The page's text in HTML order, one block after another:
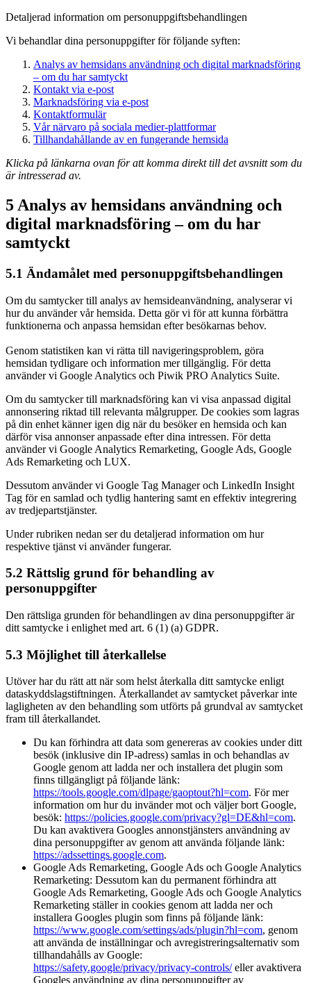
Detaljerad information om personuppgiftsbehandlingen
Vi behandlar dina personuppgifter för följande syften:
Analys av hemsidans användning och digital marknadsföring
– om du har samtyckt
Kontakt via e-post
Marknadsföring via e-post
Kontaktformulär
Vår närvaro på sociala medier-plattformar
Tillhandahållande av en fungerande hemsida
Klicka på länkarna ovan för att komma direkt till det avsnitt som du
är intresserad av.
5 Analys av hemsidans användning och
digital marknadsföring – om du har
samtyckt
5.1 Ändamålet med personuppgiftsbehandlingen
Om du samtycker till analys av hemsideanvändning, analyserar vi
hur du använder vår hemsida. Detta gör vi för att kunna förbättra
funktionerna och anpassa hemsidan efter besökarnas behov.
Genom statistiken kan vi rätta till navigeringsproblem, göra
hemsidan tydligare och information mer tillgänglig. För detta
använder vi Google Analytics och Piwik PRO Analytics Suite.
Om du samtycker till marknadsföring kan vi visa anpassad digital
annonsering riktad till relevanta målgrupper. De cookies som lagras
på din enhet känner igen dig när du besöker en hemsida och kan
därför visa annonser anpassade efter dina intressen. För detta
använder vi Google Analytics Remarketing, Google Ads, Google
Ads Remarketing och LUX.
Dessutom använder vi Google Tag Manager och LinkedIn Insight
Tag för en samlad och tydlig hantering samt en effektiv integrering
av tredjepartstjänster.
Under rubriken nedan ser du detaljerad information om hur
respektive tjänst vi använder fungerar.
5.2 Rättslig grund för behandling av
personuppgifter
Den rättsliga grunden för behandlingen av dina personuppgifter är
ditt samtycke i enlighet med art. 6 (1) (a) GDPR.
5.3 Möjlighet till återkallelse
Utöver har du rätt att när som helst återkalla ditt samtycke enligt
dataskydds­lagstiftningen. Återkallandet av samtycket påverkar inte
lagligheten av den behandling som utförts på grundval av samtycket
fram till återkallandet.
Du kan förhindra att data som genereras av cookies under ditt
besök (inklusive din IP-adress) samlas in och behandlas av
Google genom att ladda ner och installera det plugin som
finns tillgängligt på följande länk:
https://tools.google.com/dlpage/gaoptout?hl=com. För mer
information om hur du invänder mot och väljer bort Google,
besök: https://policies.google.com/privacy?gl=DE&hl=com.
Du kan avaktivera Googles annonstjänsters användning av
dina personuppgifter av genom att använda följande länk:
https://adssettings.google.com.
Google Ads Remarketing, Google Ads och Google Analytics
Remarketing: Dessutom kan du permanent förhindra att
Google Ads Remarketing, Google Ads och Google Analytics
Remarketing ställer in cookies genom att ladda ner och
installera Googles plugin som finns på följande länk:
https://www.google.com/settings/ads/plugin?hl=com, genom
att använda de inställningar och avregistreringsalternativ som
tillhandahålls av Google:
https://safety.google/privacy/privacy-controls/eller avaktivera
Googles användning av dina personuppgifter av